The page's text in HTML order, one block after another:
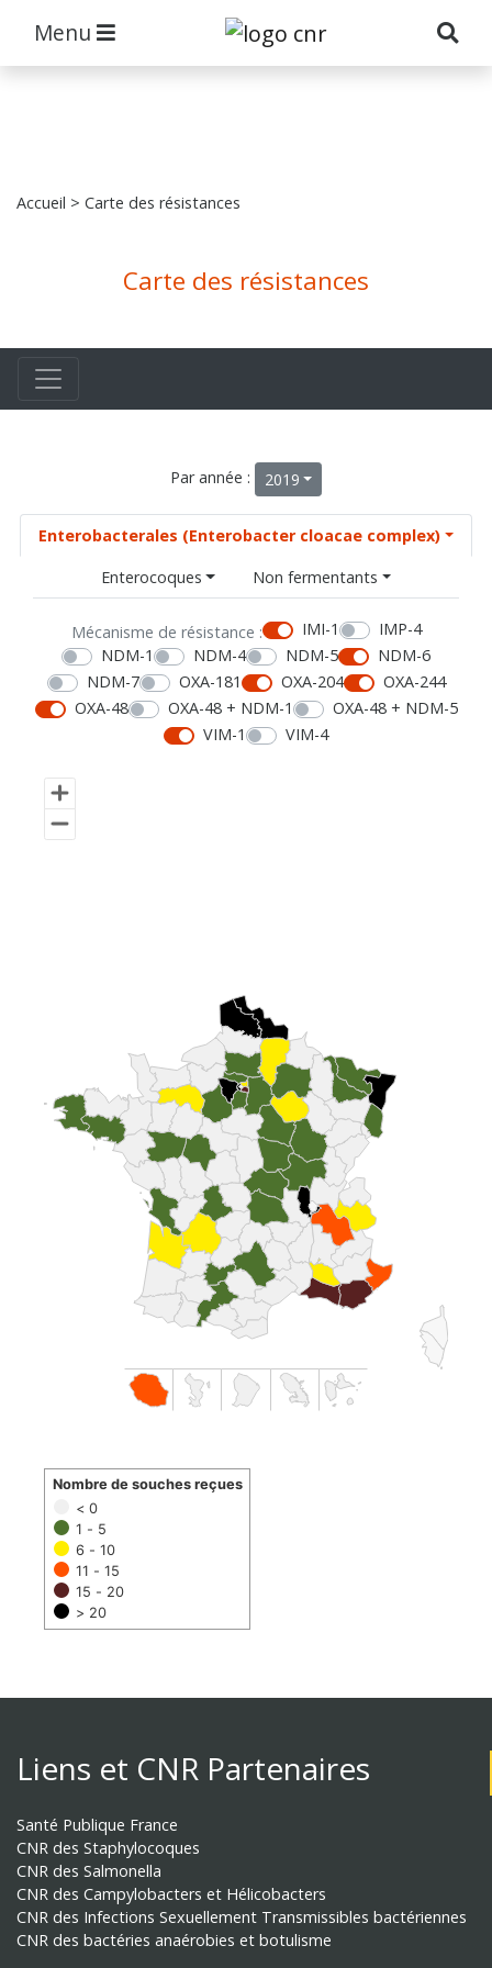
Menu
Accueil > Carte des résistances
Carte des résistances
Par année : 2019
Enterobacterales (Enterobacter cloacae complex)
Enterocoques
Non fermentants
Mécanisme de résistance : IMI-1
IMP-4
NDM-1
NDM-4 NDM-5
NDM-6
NDM-7
OXA-181 OXA-204
OXA-244
OXA-48
OXA-48 + NDM-1
OXA-48 + NDM-5
VIM-1
VIM-4
< 0
1 - 5
6 - 10
11 - 15
15 - 20
> 20
Nombre de souches reçues
Liens et CNR Partenaires
Santé Publique France
CNR des Staphylocoques
CNR des Salmonella
CNR des Campylobacters et Hélicobacters
CNR des Infections Sexuellement Transmissibles bactériennes
CNR des bactéries anaérobies et botulisme